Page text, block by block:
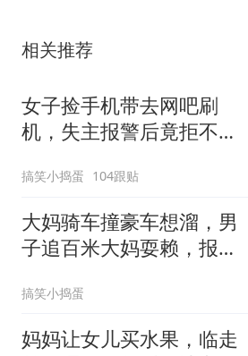
相关推荐
女子捡手机带去网吧刷
机，失主报警后竟拒不归
搞笑小捣蛋 104跟贴
大妈骑车撞豪车想溜，男
子追百米大妈耍赖，报警
搞笑小捣蛋
妈妈让女儿买水果，临走